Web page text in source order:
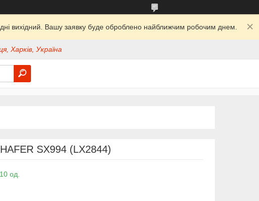
вихідний. Вашу заявку буде оброблено найближчим робочим днем.
Харків, Україна
SX994 (LX2844)
од.